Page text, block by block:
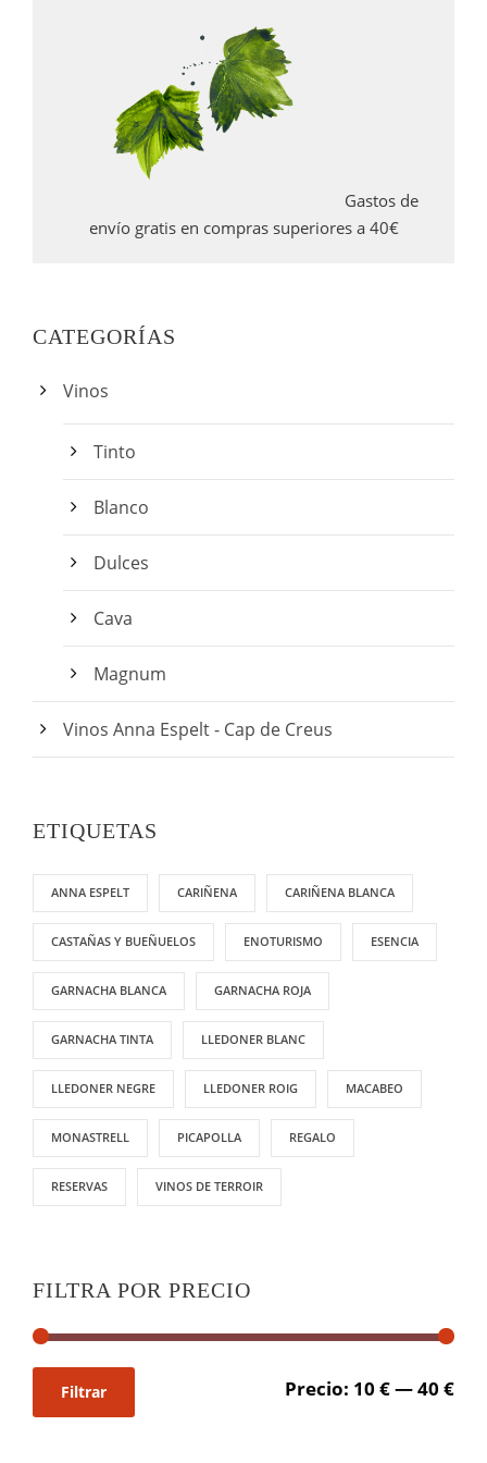
Gastos de
envío gratis en compras superiores a 40€
CATEGORÍAS
Vinos
Tinto
Blanco
Dulces
Cava
Magnum
Vinos Anna Espelt - Cap de Creus
ETIQUETAS
ANNA ESPELT CARIÑENA CARIÑENA BLANCA
CASTAÑAS Y BUEÑUELOS ENOTURISMO ESENCIA
GARNACHA BLANCA GARNACHA ROJA
GARNACHA TINTA LLEDONER BLANC
LLEDONER NEGRE LLEDONER ROIG MACABEO
MONASTRELL PICAPOLLA REGALO
RESERVAS VINOS DE TERROIR
FILTRA POR PRECIO
PP
Filtrar Precio: 10 €—40 €